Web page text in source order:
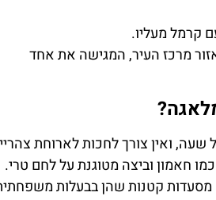
קרמל מעליו.
מרכז העיר, המגישה את אחד
ואין צורך לחכות לארוחת
חאמון וביצה מטוגנת על לחם טרי.
קטנות שהן בבעלות